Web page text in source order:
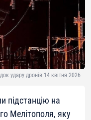
удару дронів 14 квітня 2026
підстанцію на
Мелітополя, яку